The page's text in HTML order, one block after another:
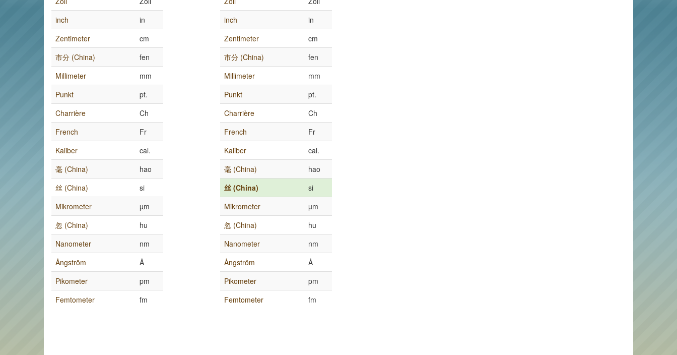
inch
in
Zentimeter
cm
市分 (China)
fen
Millimeter
mm
Punkt
pt.
Charrière
Ch
French
Fr
Kaliber
cal.
毫 (China)
hao
丝 (China)
si
Mikrometer
µm
忽 (China)
hu
Nanometer
nm
Ångström
Å
Pikometer
pm
Femtometer
fm
inch
in
Zentimeter
cm
市分 (China)
fen
Millimeter
mm
Punkt
pt.
Charrière
Ch
French
Fr
Kaliber
cal.
毫 (China)
hao
丝 (China)
si
Mikrometer
µm
忽 (China)
hu
Nanometer
nm
Ångström
Å
Pikometer
pm
Femtometer
fm